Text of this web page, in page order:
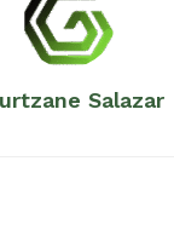
Salazar